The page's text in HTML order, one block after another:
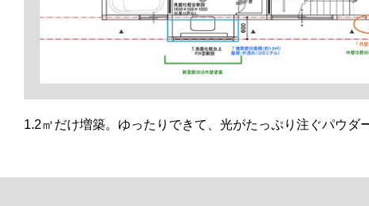
1.2㎡だけ増築。ゆったりできて、光がたっぷり注ぐパウダ